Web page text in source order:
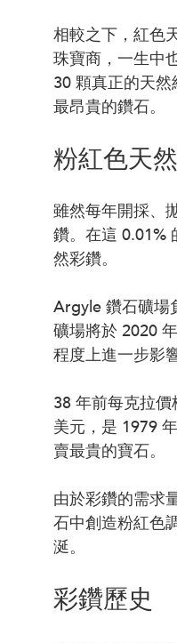
相較之下，紅色
珠寶商，一生中
30 顆真正的天
最昂貴的鑽石。
粉紅色天
雖然每年開採、
鑽。在這 0.01%
然彩鑽。
Argyle 鑽石礦場
礦場將於 2020
程度上進一步影
38 年前每克拉
美元，是 1979
賣最貴的寶石。
由於彩鑽的需求
石中創造粉紅色
涎。
彩鑽歷史